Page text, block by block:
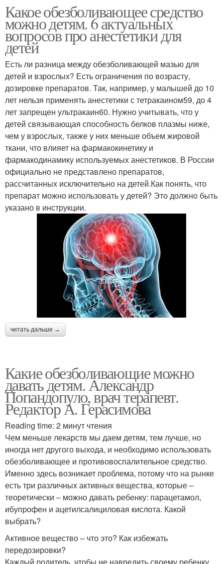
Какое обезболивающее средство
можно детям. 6 актуальных
вопросов про анестетики для
детей
Есть ли разница между обезболивающей мазью для
детей и взрослых? Есть ограничения по возрасту,
дозировке препаратов. Так, например, у малышей до 10
лет нельзя применять анестетики с тетракаином59, до 4
лет запрещен ультракаин60. Нужно учитывать, что у
детей связывающая способность белков плазмы ниже,
чем у взрослых, также у них меньше объем жировой
ткани, что влияет на фармакокинетику и
фармакодинамику используемых анестетиков. В России
официально не представлено препаратов,
рассчитанных исключительно на детей.Как понять, что
препарат можно использовать у детей? Это должно быть
указано в инструкции.
читать дальше →
Какие обезболивающие можно
давать детям. Александр
Попандопуло, врач терапевт.
Редактор А. Герасимова
Reading time: 2 минут чтения
Чем меньше лекарств мы даем детям, тем лучше, но
иногда нет другого выхода, и необходимо использовать
обезболивающее и противовоспалительное средство.
Именно здесь возникает проблема, потому что на рынке
есть три различных активных вещества, которые –
теоретически – можно давать ребенку: парацетамол,
ибупрофен и ацетилсалициловая кислота. Какой
выбрать?
Активное вещество – что это? Как избежать
передозировки?
Каждый родитель, чтобы не навредить своему ребенку,